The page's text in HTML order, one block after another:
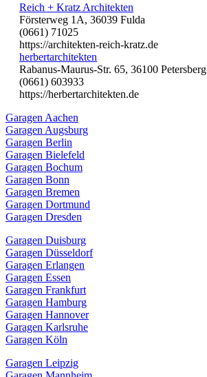
Reich + Kratz Architekten
Försterweg 1A, 36039 Fulda
(0661) 71025
https://architekten-reich-kratz.de
herbertarchitekten
Rabanus-Maurus-Str. 65, 36100 Petersberg
(0661) 603933
https://herbertarchitekten.de
Garagen Aachen
Garagen Augsburg
Garagen Berlin
Garagen Bielefeld
Garagen Bochum
Garagen Bonn
Garagen Bremen
Garagen Dortmund
Garagen Dresden
Garagen Duisburg
Garagen Düsseldorf
Garagen Erlangen
Garagen Essen
Garagen Frankfurt
Garagen Hamburg
Garagen Hannover
Garagen Karlsruhe
Garagen Köln
Garagen Leipzig